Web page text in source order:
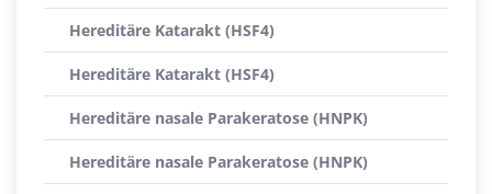
Hereditäre Katarakt (HSF4)
Hereditäre Katarakt (HSF4)
Hereditäre nasale Parakeratose (HNPK)
Hereditäre nasale Parakeratose (HNPK)